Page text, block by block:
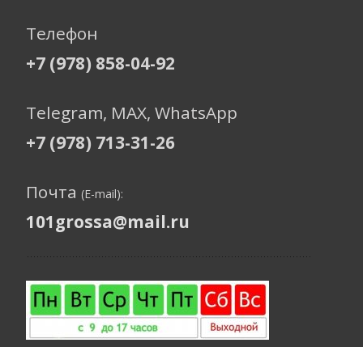
Телефон
+7 (978) 858-04-92
Telegram, МАХ, WhatsApp
+7 (978) 713-31-26
Почта (E-mail):
101grossa@mail.ru